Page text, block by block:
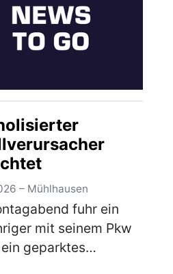
– Mühlhausen
fuhr ein
mit seinem Pkw
geparktes